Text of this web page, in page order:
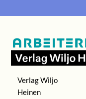
Verlag Wiljo
Heinen